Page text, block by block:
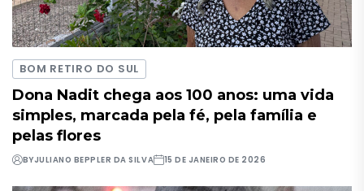
BOM RETIRO DO SUL
Dona Nadit chega aos 100 anos: uma vida
simples, marcada pela fé, pela família e
pelas flores
BYJULIANO BEPPLER DA SILVA 15 DE JANEIRO DE 2026